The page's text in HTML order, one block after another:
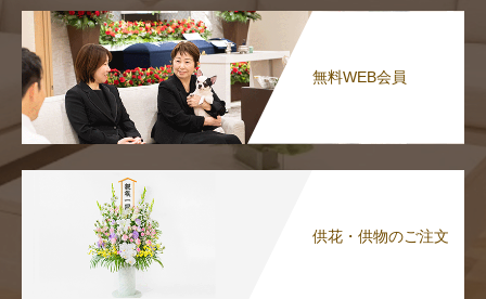
無料WEB会員
供花・供物のご注文